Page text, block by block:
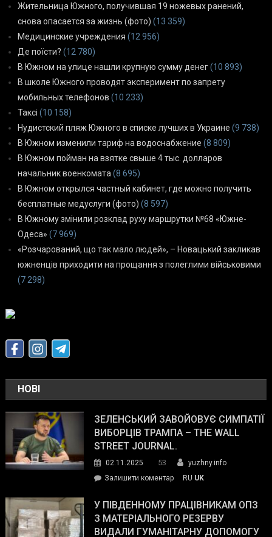
Жительница Южного, получившая 19 ножевых ранений,
снова опасается за жизнь (фото) (13 359)
Медицинские учреждения (12 956)
Де поїсти? (12 780)
В Южном на улице нашли крупную сумму денег(10 893)
В школе Южного проводят эксперимент по запрету
мобильных телефонов (10 233)
Таксі (10 158)
Нудистский пляж Южного в списке лучших в Украине (9 738)
В Южном изменили тариф на водоснабжение (8 809)
В Южном пойман на взятке свыше 4 тыс. долларов
начальник военкомата (8 695)
В Южном открылся частный кабинет, где можно получить
бесплатные медуслуги (фото) (8 597)
В Южному змінили розклад руху маршрутки №68 «Южне-
Одеса» (7 969)
«Розчарований, що так мало людей», – Новацький закликав
южненців приходити на прощання з полеглими військовими
(7 298)
НОВІ
ЗЕЛЕНСЬКИЙ ЗАВОЙОВУЄ СИМПАТІЇ
ВИБОРЦІВ ТРАМПА – THE WALL
STREET JOURNAL.
02.11.2025 53
yuzhny.info
Залишити коментарon
завойовує
симпатії
виборців
RU UK
У ПІВДЕННОМУ ПРАЦІВНИКАМ ОПЗ
З МАТЕРІАЛЬНОГО РЕЗЕРВУ
ВИДАЛИ ГУМАНІТАРНУ ДОПОМОГУ